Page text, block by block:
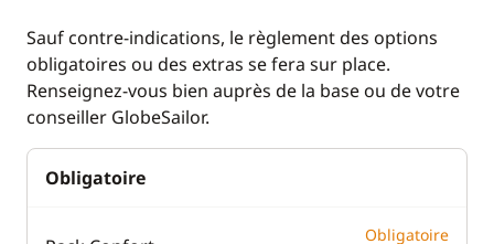
Sauf contre-indications, le règlement des options
obligatoires ou des extras se fera sur place.
Renseignez-vous bien auprès de la base ou de votre
conseiller GlobeSailor.
Obligatoire
Obligatoire